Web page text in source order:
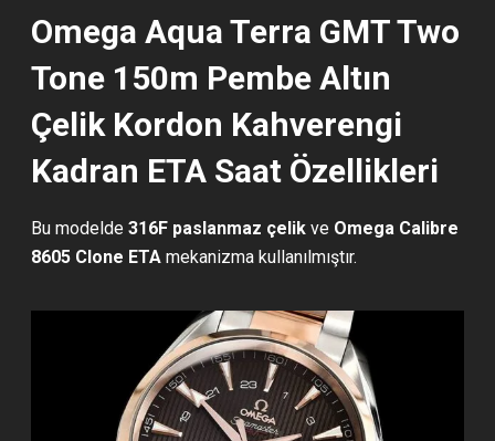
Omega Aqua Terra GMT Two
Tone 150m Pembe Altın
Çelik Kordon Kahverengi
Kadran ETA Saat Özellikleri
Bu modelde316F paslanmaz çelik ve Omega Calibre
8605 Clone ETA mekanizma kullanılmıştır.